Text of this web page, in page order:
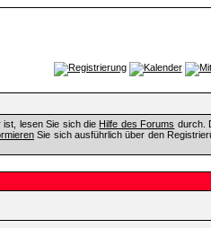
ist, lesen Sie sich die Hilfe des Forums durch.
Sie sich ausführlich über den